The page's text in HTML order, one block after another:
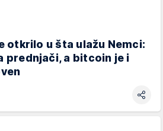
otkrilo u šta ulažu Nemci:
prednjači, a bitcoin je i